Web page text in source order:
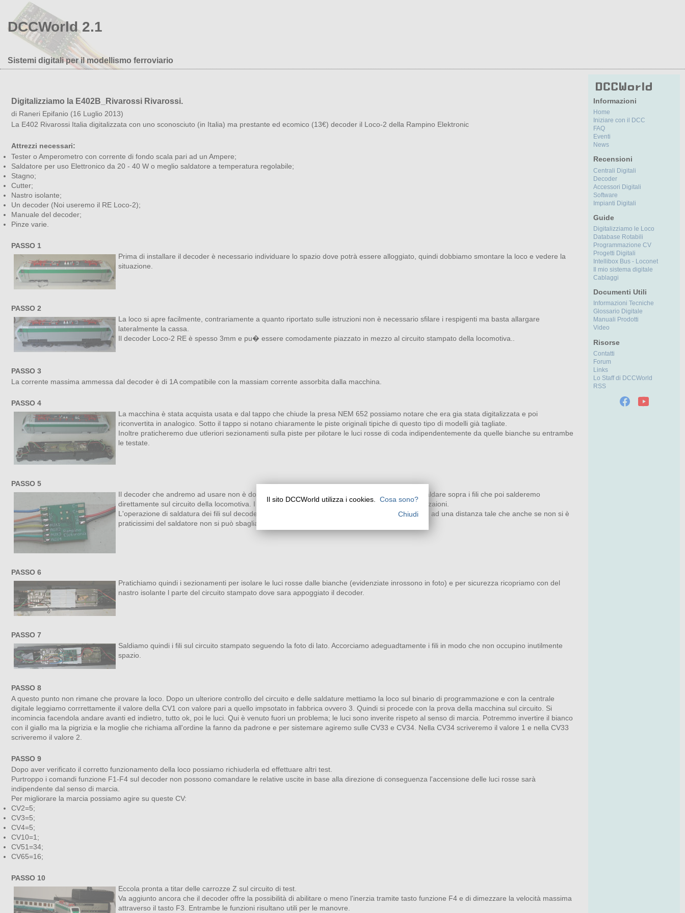
DCCWorld 2.1
Sistemi digitali per il modellismo ferroviario
Digitalizziamo la E402B_Rivarossi Rivarossi.
di Raneri Epifanio (16 Luglio 2013)
La E402 Rivarossi Italia digitalizzata con uno sconosciuto (in Italia) ma prestante ed ecomico (13€) decoder il Loco-2 della Rampino Elektronic
Attrezzi necessari:
Tester o Amperometro con corrente di fondo scala pari ad un Ampere;
Saldatore per uso Elettronico da 20 - 40 W o meglio saldatore a temperatura regolabile;
Stagno;
Cutter;
Nastro isolante;
Un decoder (Noi useremo il RE Loco-2);
Manuale del decoder;
Pinze varie.
PASSO 1
Prima di installare il decoder è necessario individuare lo spazio dove potrà essere alloggiato, quindi dobbiamo smontare la loco e vedere la
situazione.
PASSO 2
La loco si apre facilmente, contrariamente a quanto riportato sulle istruzioni non è necessario sfilare i respigenti ma basta allargare
lateralmente la cassa.
Il decoder Loco-2 RE è spesso 3mm e pu� essere comodamente piazzato in mezzo al circuito stampato della locomotiva..
PASSO 3
La corrente massima ammessa dal decoder è di 1A compatibile con la massiam corrente assorbita dalla macchina.
PASSO 4
La macchina è stata acquista usata e dal tappo che chiude la presa NEM 652 possiamo notare che era gia stata digitalizzata e poi
riconvertita in analogico. Sotto il tappo si notano chiaramente le piste originali tipiche di questo tipo di modelli già tagliate.
Inoltre praticheremo due utleriori sezionamenti sulla piste per pilotare le luci rosse di coda indipendentemente da quelle bianche su entrambe
le testate.
PASSO 5
Il decoder che andremo ad usare non è dotato ne di fili ne di spina NEM 652; sarà necessario saldare sopra i fili che poi salderemo
direttamente sul circuito della locomotiva. I fili possiamo recuperarli da avanzi di passate digitalizzaioni.
L'operazione di saldatura dei fili sul decoder non è difficile in quanto le piazzole sono posizionate ad una distanza tale che anche se non si è
praticissimi del saldatore non si può sbagliare.
PASSO 6
Pratichiamo quindi i sezionamenti per isolare le luci rosse dalle bianche (evidenziate inrossono in foto) e per sicurezza ricopriamo con del
nastro isolante l parte del circuito stampato dove sara appoggiato il decoder.
PASSO 7
Saldiamo quindi i fili sul circuito stampato seguendo la foto di lato. Accorciamo adeguadtamente i fili in modo che non occupino inutilmente
spazio.
PASSO 8
A questo punto non rimane che provare la loco. Dopo un ulteriore controllo del circuito e delle saldature mettiamo la loco sul binario di programmazione e con la centrale
digitale leggiamo corrrettamente il valore della CV1 con valore pari a quello impsotato in fabbrica ovvero 3. Quindi si procede con la prova della macchina sul circuito. Si
incomincia facendola andare avanti ed indietro, tutto ok, poi le luci. Qui è venuto fuori un problema; le luci sono inverite rispeto al senso di marcia. Potremmo invertire il bianco
con il giallo ma la pigrizia e la moglie che richiama all'ordine la fanno da padrone e per sistemare agiremo sulle CV33 e CV34. Nella CV34 scriveremo il valore 1 e nella CV33
scriveremo il valore 2.
PASSO 9
Dopo aver verificato il corretto funzionamento della loco possiamo richiuderla ed effettuare altri test.
Purtroppo i comandi funzione F1-F4 sul decoder non possono comandare le relative uscite in base alla direzione di conseguenza l'accensione delle luci rosse sarà
indipendente dal senso di marcia.
Per migliorare la marcia possiamo agire su queste CV:
CV2=5;
CV3=5;
CV4=5;
CV10=1;
CV51=34;
CV65=16;
PASSO 10
Eccola pronta a titar delle carrozze Z sul circuito di test.
Va aggiunto ancora che il decoder offre la possibilità di abilitare o meno l'inerzia tramite tasto funzione F4 e di dimezzare la velocità massima
attraverso il tasto F3. Entrambe le funzioni risultano utili per le manovre.
Informazioni
Home
Iniziare con il DCC
FAQ
Eventi
News
Recensioni
Centrali Digitali
Decoder
Accessori Digitali
Software
Impianti Digitali
Guide
Digitalizziamo le Loco
Database Rotabili
Programmazione CV
Progetti Digitali
Intellibox Bus - Loconet
Il mio sistema digitale
Cablaggi
Documenti Utili
Informazioni Tecniche
Glossario Digitale
Manuali Prodotti
Video
Risorse
Contatti
Forum
Links
Lo Staff di DCCWorld
RSS
Il sito DCCWorld utilizza i cookies.
Cosa sono?
Chiudi